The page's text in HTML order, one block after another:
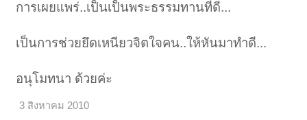
การเผยแพร่..เป็นเป็นพระธรรมทานที่ดี...
เป็นการช่วยยึดเหนียวจิตใจคน..ให้หันมาทำดี...
อนุโมทนา ด้วยค่ะ
3 สิงหาคม 2010